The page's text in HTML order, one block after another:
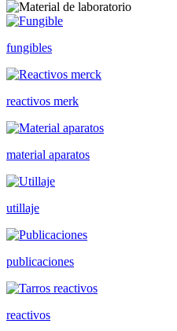
fungibles
reactivos merk
material aparatos
utillaje
publicaciones
reactivos